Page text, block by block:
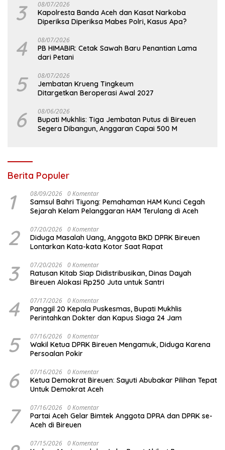
3 08/07/2026
Kapolresta Banda Aceh dan Kasat Narkoba
Diperiksa Diperiksa Mabes Polri, Kasus Apa?
4 08/07/2026
PB HIMABIR: Cetak Sawah Baru Penantian Lama
dari Petani
5 08/07/2026
Jembatan Krueng Tingkeum
Ditargetkan Beroperasi Awal 2027
6 08/06/2026
Bupati Mukhlis: Tiga Jembatan Putus di Bireuen
Segera Dibangun, Anggaran Capai 500 M
Berita Populer
1 08/09/2026 0 Komentar
Samsul Bahri Tiyong: Pemahaman HAM Kunci Cegah
Sejarah Kelam Pelanggaran HAM Terulang di Aceh
2 07/20/2026 0 Komentar
Diduga Masalah Uang, Anggota BKD DPRK Bireuen
Lontarkan Kata-kata Kotor Saat Rapat
3 07/20/2026 0 Komentar
Ratusan Kitab Siap Didistribusikan, Dinas Dayah
Bireuen Alokasi Rp250 Juta untuk Santri
4 07/17/2026 0 Komentar
Panggil 20 Kepala Puskesmas, Bupati Mukhlis
Perintahkan Dokter dan Kapus Siaga 24 Jam
5 07/16/2026 0 Komentar
Wakil Ketua DPRK Bireuen Mengamuk, Diduga Karena
Persoalan Pokir
6 07/16/2026 0 Komentar
Ketua Demokrat Bireuen: Sayuti Abubakar Pilihan Tepat
Untuk Demokrat Aceh
7 07/16/2026 0 Komentar
Partai Aceh Gelar Bimtek Anggota DPRA dan DPRK se-
Aceh di Bireuen
07/15/2026 0 Komentar